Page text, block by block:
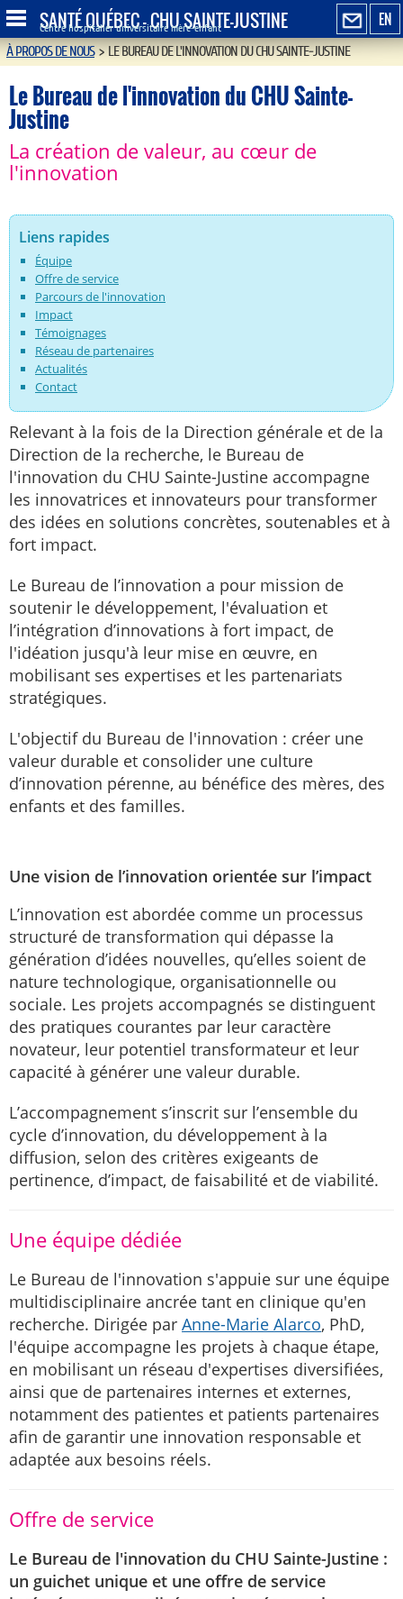
EN
SANTÉ QUÉBEC - CHU SAINTE-JUSTINE
Centre hospitalier universitaire mère-enfant
À PROPOS DE NOUS>LE BUREAU DE L'INNOVATION DU CHU SAINTE-JUSTINE
Le Bureau de l'innovation du CHU Sainte-
Justine
La création de valeur, au cœur de
l'innovation
Liens rapides
Équipe
Offre de service
Parcours de l'innovation
Impact
Témoignages
Réseau de partenaires
Actualités
Contact
Relevant à la fois de la Direction générale et de la
Direction de la recherche, le Bureau de
l'innovation du CHU Sainte-Justine accompagne
les innovatrices et innovateurs pour transformer
des idées en solutions concrètes, soutenables et à
fort impact.
Le Bureau de l’innovation a pour mission de
soutenir le développement, l'évaluation et
l’intégration d’innovations à fort impact, de
l'idéation jusqu'à leur mise en œuvre, en
mobilisant ses expertises et les partenariats
stratégiques.
L'objectif du Bureau de l'innovation : créer une
valeur durable et consolider une culture
d’innovation pérenne, au bénéfice des mères, des
enfants et des familles.​
Une vision de l’innovation orientée sur l’impact
L’innovation est abordée comme un processus
structuré de transformation qui dépasse la
génération d’idées nouvelles, qu’elles soient de
nature technologique, organisationnelle ou
sociale. Les projets accompagnés se distinguent
des pratiques courantes par leur caractère
novateur, leur potentiel transformateur et leur
capacité à générer une valeur durable.
L’accompagnement s’inscrit sur l’ensemble du
cycle d’innovation, du développement à la
diffusion, selon des critères exigeants de
pertinence, d’impact, de faisabilité et de viabilité.
Une équipe dédiée
Le Bureau de l'innovation s'appuie sur une équipe
multidisciplinaire ancrée tant en clinique qu'en
recherche. Dirigée par Anne-Marie Alarco, PhD,
l'équipe accompagne les projets à chaque étape,
en mobilisant un réseau d'expertises diversifiées,
ainsi que de partenaires internes et externes,
notamment des patientes et patients partenaires
afin de garantir une innovation responsable et
adaptée aux besoins réels.
Offre de service
Le Bureau de l'innovation du CHU Sainte-Justine :
un guichet unique et une offre de service